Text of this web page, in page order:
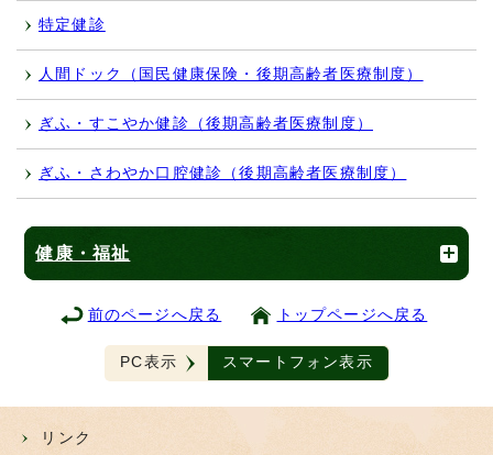
特定健診
人間ドック（国民健康保険・後期高齢者医療制度）
ぎふ・すこやか健診（後期高齢者医療制度）
ぎふ・さわやか口腔健診（後期高齢者医療制度）
健康・福祉
前のページへ戻る トップページへ戻る
PC表示 スマートフォン表示
リンク